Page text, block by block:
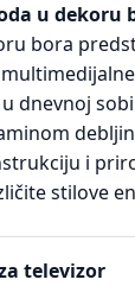
u dekoru
bora
dnevnoj
i
stilove
televizor